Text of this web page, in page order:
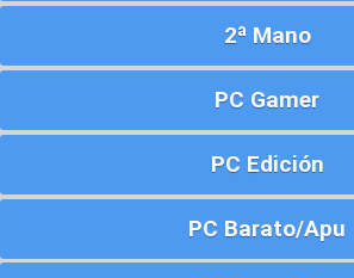
2ª Mano
PC Gamer
PC Edición
PC Barato/Apu